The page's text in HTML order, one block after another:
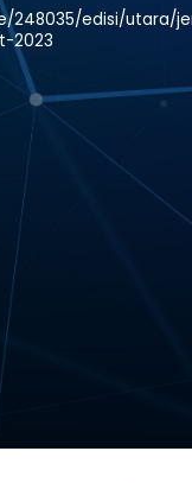
248035/edisi/utara/
2023